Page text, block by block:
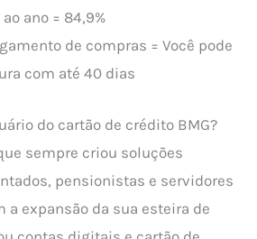
ano = 84,9%
de compras = Você pode
com até 40 dias
do cartão de crédito BMG?
sempre criou soluções
pensionistas e servidores
a expansão da sua esteira de